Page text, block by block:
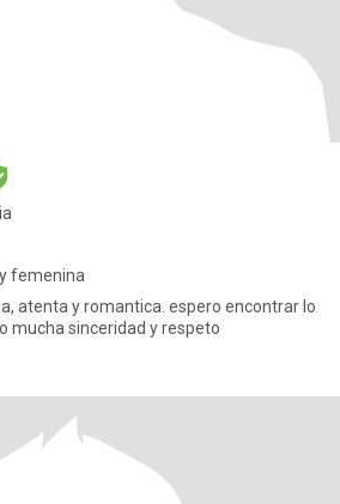
femenina
atenta y romantica. espero encontrar lo
mucha sinceridad y respeto